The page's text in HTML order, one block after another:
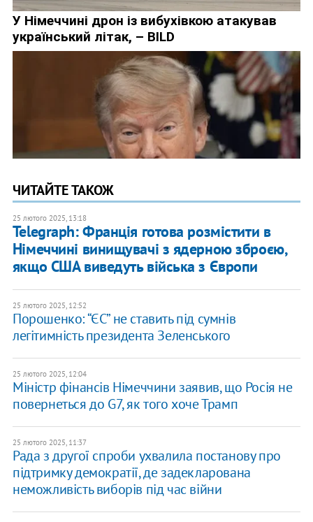
ЧИТАЙТЕ ТАКОЖ
25 лютого 2025, 13:18
Telegraph: Франція готова розмістити в
Німеччині винищувачі з ядерною зброєю,
якщо США виведуть війська з Європи
25 лютого 2025, 12:52
Порошенко: “ЄС” не ставить під сумнів
легітимність президента Зеленського
25 лютого 2025, 12:04
Міністр фінансів Німеччини заявив, що Росія не
повернеться до G7, як того хоче Трамп
25 лютого 2025, 11:37
Рада з другої спроби ухвалила постанову про
підтримку демократії, де задекларована
неможливість виборів під час війни